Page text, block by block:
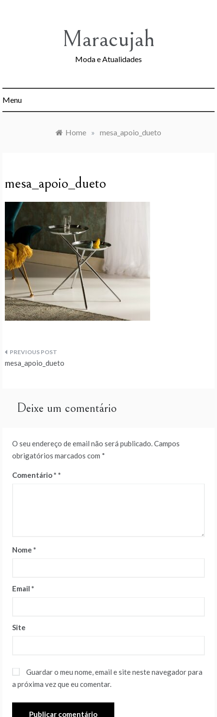
Maracujah
Moda e Atualidades
Menu
Home » mesa_apoio_dueto
mesa_apoio_dueto
Navegação
artigos
mesa_apoio_dueto
Deixe um comentário
O seu endereço de email não será publicado.Campos
obrigatórios marcados com *
Comentário*
Nome *
Email *
Site
Guardar o meu nome, email e site neste navegador para
a próxima vez que eu comentar.